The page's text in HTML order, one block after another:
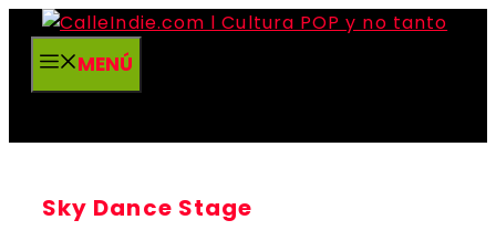
Saltar
contenidoMENÚ
Sky Dance Stage